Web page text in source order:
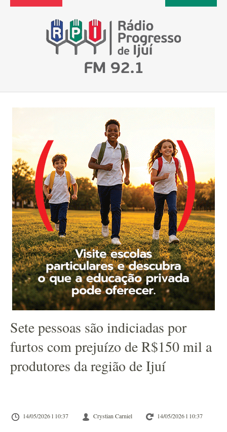
Sete pessoas são indiciadas por
furtos com prejuízo de R$150 mil a
produtores da região de Ijuí
14/05/2026 l 10:37 Crystian Carniel 14/05/2026 l 10:37